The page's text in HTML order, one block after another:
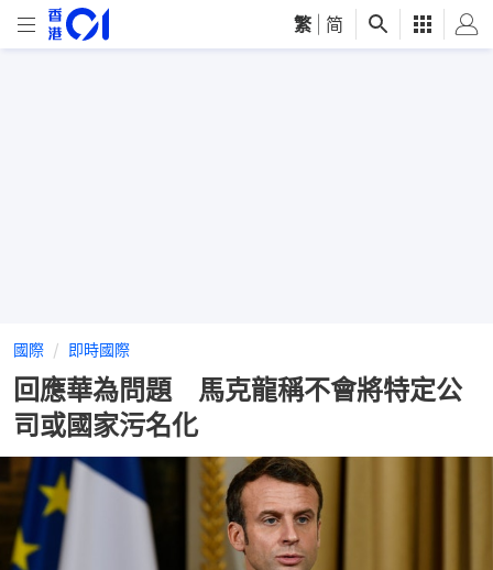
繁 简
國際 即時國際
回應華為問題 馬克龍稱不會將特定公
司或國家污名化